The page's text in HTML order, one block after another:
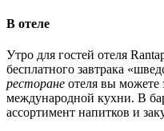
В отеле
Утро для гостей отеля
бесплатного завтрака
ресторане отеля вы можете
международной кухни. В
ассортимент напитков и